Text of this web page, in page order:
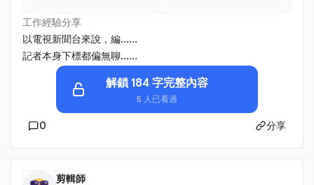
工作經驗分享
以電視新聞台來說，編......
記者本身下標都偏無聊......
解鎖 184 字完整內容
5 人已看過
0 分享
剪輯師